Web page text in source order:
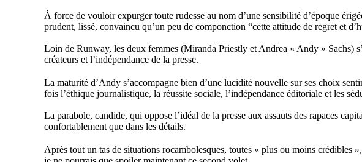
À force de vouloir expurger toute rudesse au nom d’une sensibilité d’époque
prudent, lissé, convaincu qu’un peu de componction “cette attitude de regret et
Loin de Runway, les deux femmes (Miranda Priestly et Andrea « Andy » Sachs)
créateurs et l’indépendance de la presse.
La maturité d’Andy s’accompagne bien d’une lucidité nouvelle sur ses choix
fois l’éthique journalistique, la réussite sociale, l’indépendance éditoriale et les
La parabole, candide, qui oppose l’idéal de la presse aux assauts des rapaces
confortablement que dans les détails.
Après tout un tas de situations rocambolesques, toutes « plus ou moins